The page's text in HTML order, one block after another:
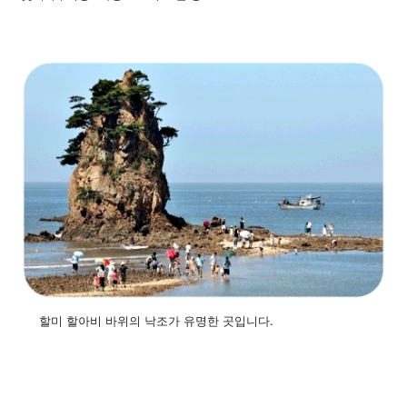
할미 할아비 바위의 낙조가 유명한 곳입니다.